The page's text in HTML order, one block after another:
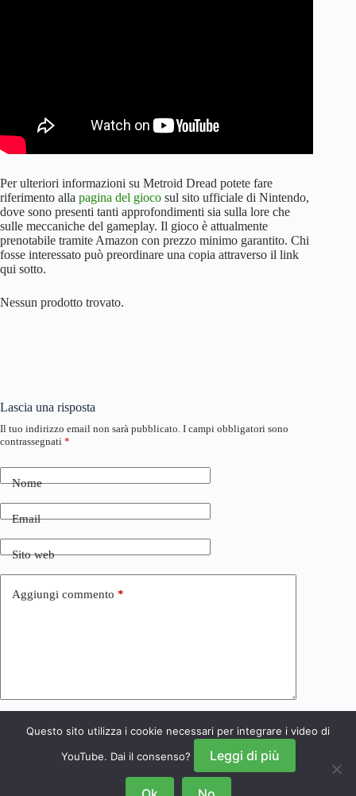
Per ulteriori informazioni su Metroid Dread potete fare
riferimento alla pagina del gioco sul sito ufficiale di Nintendo,
dove sono presenti tanti approfondimenti sia sulla lore che
sulle meccaniche del gameplay. Il gioco è attualmente
prenotabile tramite Amazon con prezzo minimo garantito. Chi
fosse interessato può preordinare una copia attraverso il link
qui sotto.
Nessun prodotto trovato.
Lascia una risposta
Il tuo indirizzo email non sarà pubblicato. I campi obbligatori sono
contrassegnati *
Nome
Email
Sito web
Aggiungi commento *
Invia commento
Questo sito utilizza i cookie necessari per integrare i video di
YouTube. Dai il consenso?
Leggi di più